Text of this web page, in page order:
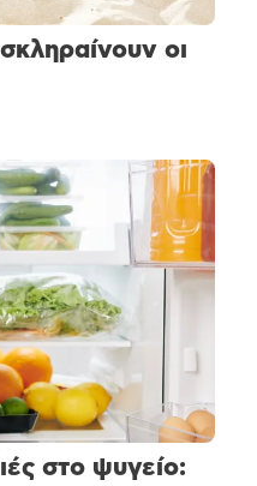
οι
στο ψυγείο: